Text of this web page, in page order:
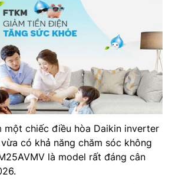
một chiếc điều hòa Daikin inverter
có khả năng chăm sóc không
là model rất đáng cân